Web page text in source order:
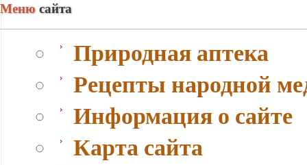
Меню сайта
Природная аптека
Рецепты народной
Информация о сайте
Карта сайта